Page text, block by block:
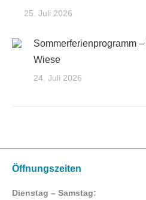
25. Juli 2026
Sommerferienprogramm
Wiese
24. Juli 2026
Öffnungszeiten
Dienstag – Samstag: